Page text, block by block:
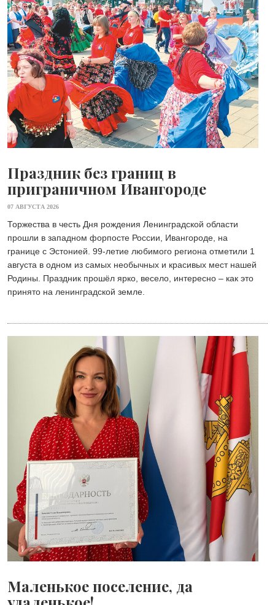
Праздник без границ в
приграничном Ивангороде
07 АВГУСТА 2026
Торжества в честь Дня рождения Ленинградской области
прошли в западном форпосте России, Ивангороде, на
границе с Эстонией. 99-летие любимого региона отметили 1
августа в одном из самых необычных и красивых мест нашей
Родины. Праздник прошёл ярко, весело, интересно – как это
принято на ленинградской земле.
Маленькое поселение, да